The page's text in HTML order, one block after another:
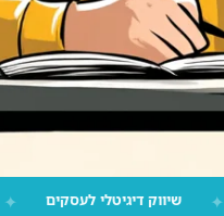
✦ שיווק דיגיטלי לעסקים